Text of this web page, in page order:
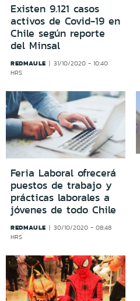
Existen 9.121 casos
activos de Covid-19 en
Chile según reporte
del Minsal
REDMAULE
31/10/2020 - 10:40
HRS
Feria Laboral ofrecerá
puestos de trabajo y
prácticas laborales a
jóvenes de todo Chile
REDMAULE
30/10/2020 - 08:48
HRS